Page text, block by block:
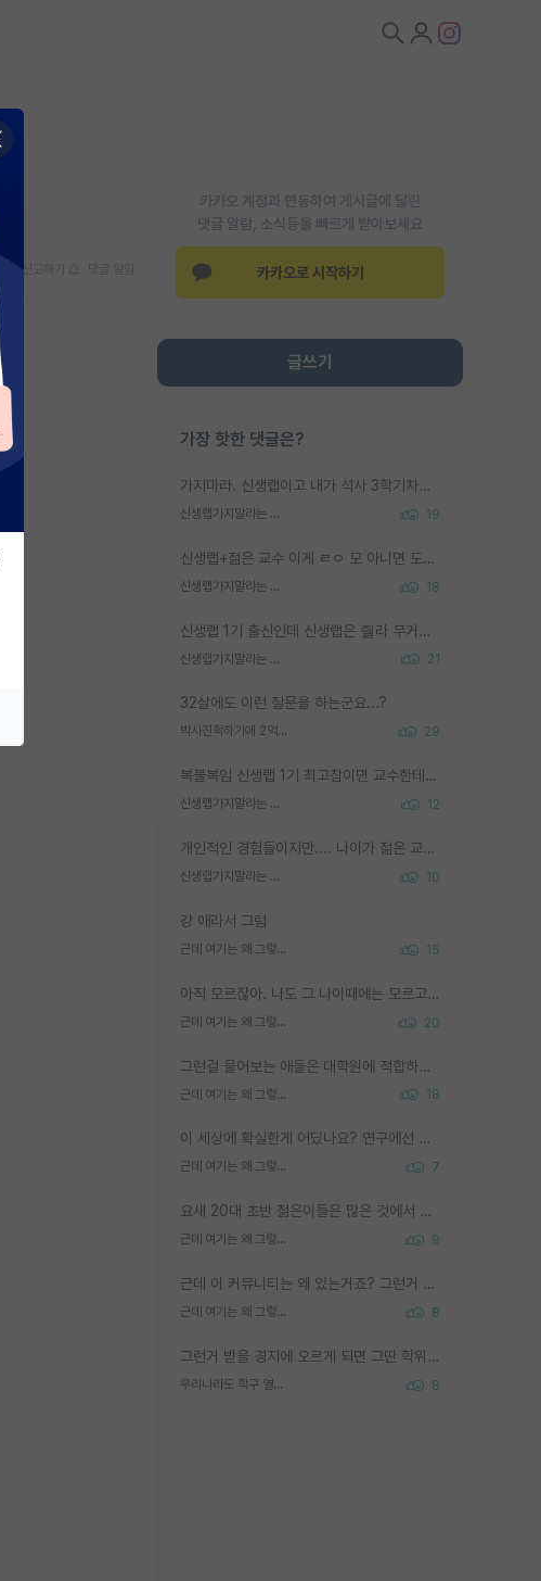
카카오 계정과 연동하여 게시글에 달린
댓글 알람, 소식등을 빠르게 받아보세요
카카오로 시작하기
글쓰기
가장 핫한 댓글은?
가지마라. 신생랩이고 내가 석사 3학기차인데 최고참인데 나도 아무것도 모르는데 교수가 후배들 왜 논문 교육 안시키냐. 논문 왜 안 써오냐 닦달한다
신생랩가지말라는 이유가 있었구나 19
신생랩+젊은 교수 이게 ㄹㅇ 모 아니면 도인듯.
신생랩가지말라는 이유가 있었구나 18
신생랩 1기 출신인데 신생랩은 줠라 무거운 바벨 같은거임. 들면 대박인데 못들면 깔려 죽음. 아무도 알려주지 않는 환경에서 자생해야하지만, 일단 살아남았다면 그 어떤 사람보다 악착같고 생존력 높은 사람으로 거듭날 수 있음
신생랩가지말라는 이유가 있었구나 21
32살에도 이런 질문을 하는군요...?
박사진학하기에 2억은 괜찮은 (?) 정도의 경제력인가요 29
복불복임 신생랩 1기 최고참이면 교수한테 직접 지도받는 시간이 매우 많음 제대로 된 교수라면 말이지 그게 아니라면 그냥 넌 해방 불가능한 노예 1호에 감점쓰레기통이 되는거고
신생랩가지말라는 이유가 있었구나 12
개인적인 경험들이지만.... 나이가 젊은 교수일수록 꼰대라는 가면을 쓴 채로 무례함을 행동하는 경우가 거의 90% 정도였음. 나이가 어린데 다른 또래들과 달리 명예, 권력, 재력까지 얻었으니 세상 다 가진 기분이겠지. 오히러 나이 든 교수들이 행동과 말을 더 조심하시더라.
신생랩가지말라는 이유가 있었구나 10
걍 애라서 그럼
근데 여기는 왜 그렇게 SPK를 물어보는거임? 15
아직 모르잖아. 나도 그 나이때에는 모르고 평가 받고 안심하고 싶었어.
근데 여기는 왜 그렇게 SPK를 물어보는거임? 20
그런걸 물어보는 애들은 대학원에 적합하지 않다
근데 여기는 왜 그렇게 SPK를 물어보는거임? 18
이 세상에 확실한게 어딨나요? 연구에선 특히 더 그런데 그럼 본인 연구가 결과가 나와서 탑저널 실린다는 확실함이 없으면 연구도 안하실건가요?
근데 여기는 왜 그렇게 SPK를 물어보는거임? 7
요새 20대 초반 젊은이들은 많은 것에서 가성비를 따지더라고요. 내가 이 정도 인풋을 넣었을 때 그만큼 아웃풋이 나올 것인가? 사실 아웃풋이 인풋 대비 리니어하게 나오지 않는 영역을 시도하기 싫어한다는 느낌입니다.
근데 여기는 왜 그렇게 SPK를 물어보는거임? 9
근데 이 커뮤니티는 왜 있는거죠? 그런거 쉽게 물어볼수있어서 있는거 아닌가요? 그렇게 보기 싫으면 커뮤니티도 하지마시지 그러면
근데 여기는 왜 그렇게 SPK를 물어보는거임? 8
그런거 받을 경지에 오르게 되면 그딴 학위명이 필요없음
우리나라도 학구 열풍보면 Higher Doctorate 학위가 필요하다고 봅니다. 8
신고하기